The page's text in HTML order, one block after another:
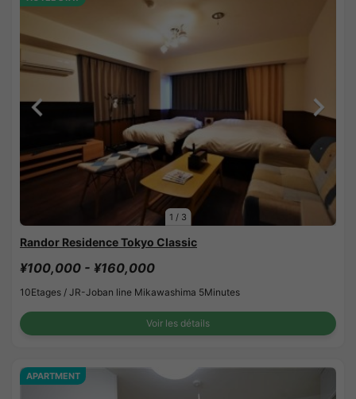
1 / 3
Randor Residence Tokyo Classic
¥100,000 - ¥160,000
10Etages / JR-Joban line Mikawashima 5Minutes
Voir les détails
APARTMENT